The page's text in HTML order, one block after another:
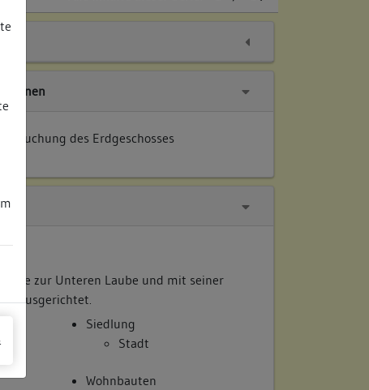
des Erdgeschosses
zur Unteren Laube und mit seiner
ausgerichtet.
Siedlung
Stadt
Wohnbauten